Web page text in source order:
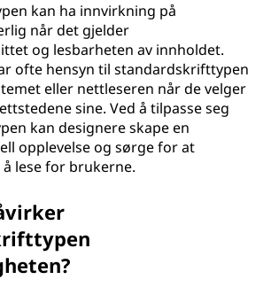
kan ha innvirkning på
når det gjelder
og lesbarheten av innholdet.
ofte hensyn til standardskrifttypen
eller nettleseren når de velger
sine. Ved å tilpasse seg
kan designere skape en
opplevelse og sørge for at
lese for brukerne.